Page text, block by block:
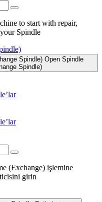
to start with repair,
Spindle
Spindle) Open Spindle
Spindle)
(Exchange) işlemine
girin